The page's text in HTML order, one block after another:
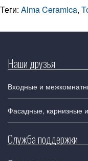
Теги: Alma Ceramica,
Наши друзья
Входные и
Фасадные, карнизные
Служба поддержки